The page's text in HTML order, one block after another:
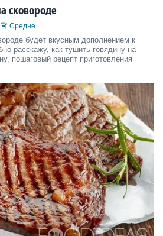
сковороде
Средне
будет вкусным дополнением к
расскажу, как тушить говядину на